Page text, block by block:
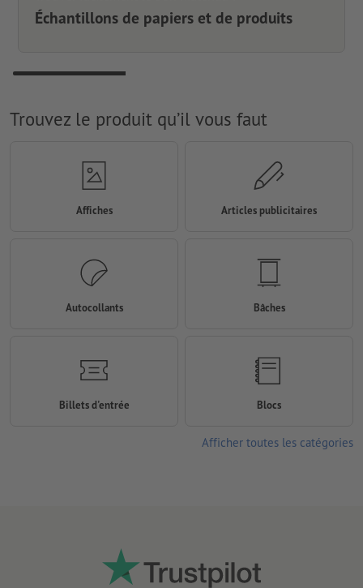
Échantillons de papiers et de produits
Trouvez le produit qu’il vous faut
Affiches Articles publicitaires
Autocollants Bâches
Billets d'entrée Blocs
Afficher toutes les catégories